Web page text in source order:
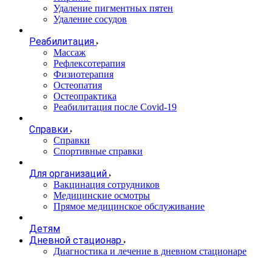
Удаление пигментных пятен
Удаление сосудов
Реабилитация
Массаж
Рефлексотерапия
Физиотерапия
Остеопатия
Остеопрактика
Реабилитация после Covid-19
Справки
Справки
Спортивные справки
Для организаций
Вакцинация сотрудников
Медицинские осмотры
Прямое медицинское обслуживание
Детям
Дневной стационар
Диагностика и лечение в дневном стационаре